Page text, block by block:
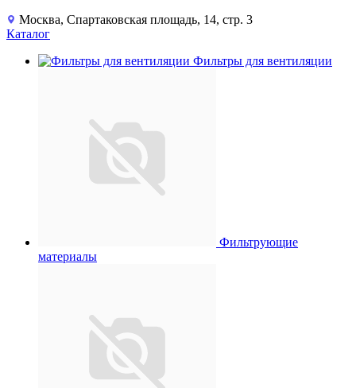
Москва, Спартаковская площадь, 14, стр. 3
Каталог
Фильтры для вентиляции
Фильтрующие
материалы